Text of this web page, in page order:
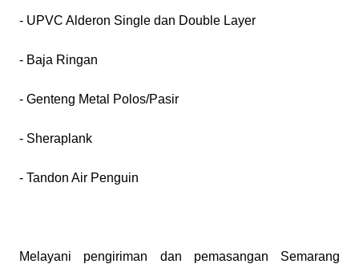
- UPVC Alderon Single dan Double Layer
- Baja Ringan
- Genteng Metal Polos/Pasir
- Sheraplank
- Tandon Air Penguin
Melayani pengiriman dan pemasangan Semarang